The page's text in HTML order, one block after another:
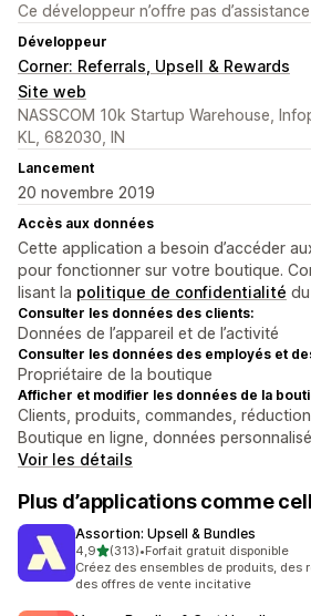
Ce développeur n’offre pas
Développeur
Corner: Referrals, Upsell & Rewards
Site web
NASSCOM 10k Startup Warehouse,
KL, 682030, IN
Lancement
20 novembre 2019
Accès aux données
Cette application a besoin d’accéder
pour fonctionner sur votre boutique.
lisant la politique de confidentialité
Consulter les données des clients:
Données de l’appareil et de l’activité
Consulter les données des employés et
Propriétaire de la boutique
Afficher et modifier les données de la
Clients, produits, commandes,
Boutique en ligne, données
Voir les détails
Plus d’applications comme
Assortion: Upsell & Bundles
4,9étoile(s) sur 5
(313)
313 avis au total
•Forfait gratuit disponible
Créez des ensembles de produits, des
des offres de vente incitative